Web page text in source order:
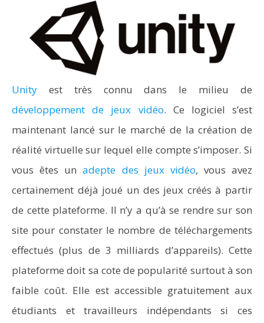
Unity est très connu dans le milieu de
développement de jeux vidéo. Ce logiciel s’est
maintenant lancé sur le marché de la création de
réalité virtuelle sur lequel elle compte s’imposer. Si
vous êtes unadepte des jeux vidéo, vous avez
certainement déjà joué un des jeux créés à partir
de cette plateforme. Il n’y a qu’à se rendre sur son
site pour constater le nombre de téléchargements
effectués (plus de 3 milliards d’appareils). Cette
plateforme doit sa cote de popularité surtout à son
faible coût. Elle est accessible gratuitement aux
étudiants et travailleurs indépendants si ces